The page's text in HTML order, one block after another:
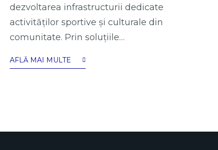
dezvoltarea infrastructurii dedicate
activităților sportive și culturale din
comunitate. Prin soluțiile…
AFLĂ MAI MULTE